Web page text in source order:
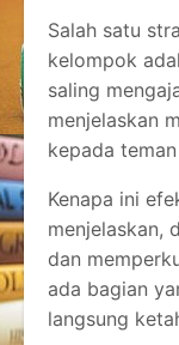
Salah satu
kelompok
saling
menjelaskan
kepada
Kenapa ini
menjelaskan,
dan
ada bagian
langsung